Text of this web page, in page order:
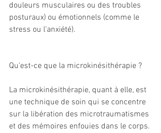
douleurs musculaires ou des troubles
posturaux) ou émotionnels (comme le
stress ou l'anxiété).
Qu'est-ce que la microkinésithérapie ?
La microkinésithérapie, quant à elle, est
une technique de soin qui se concentre
sur la libération des microtraumatismes
et des mémoires enfouies dans le corps.